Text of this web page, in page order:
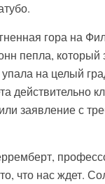
гора на
пепла, который
на целый
действительно
заявление с
что нас ждет.